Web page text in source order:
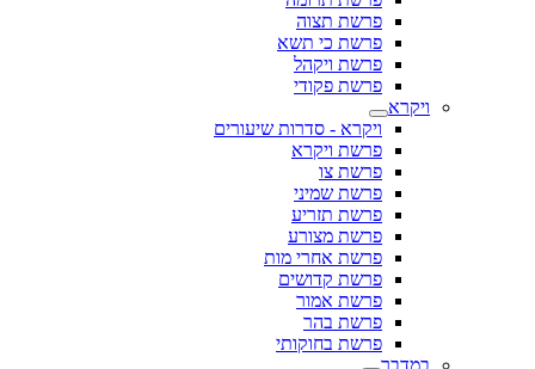
פרשת תצוה
פרשת כי תשא
פרשת ויקהל
פרשת פקודי
ויקרא
ויקרא - סדרות שיעורים
פרשת ויקרא
פרשת צו
פרשת שמיני
פרשת תזריע
פרשת מצורע
פרשת אחרי מות
פרשת קדושים
פרשת אמור
פרשת בהר
פרשת בחוקותי